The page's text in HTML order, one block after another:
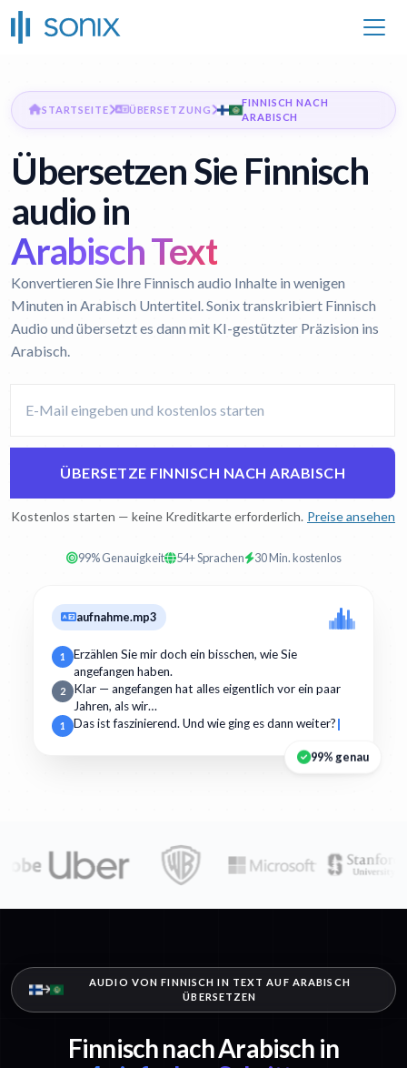
STARTSEITE ÜBERSETZUNG
FINNISCH NACH
ARABISCH
Übersetzen Sie Finnisch
audio in
Arabisch Text
Konvertieren Sie Ihre Finnisch audio Inhalte in wenigen
Minuten in Arabisch Untertitel. Sonix transkribiert Finnisch
Audio und übersetzt es dann mit KI-gestützter Präzision ins
Arabisch.
ÜBERSETZE FINNISCH NACH ARABISCH
Kostenlos starten — keine Kreditkarte erforderlich. Preise ansehen
99% Genauigkeit 54+ Sprachen 30 Min. kostenlos
aufnahme.mp3
1
Erzählen Sie mir doch ein bisschen, wie Sie
angefangen haben.
2
Klar — angefangen hat alles eigentlich vor ein paar
Jahren, als wir…
1 Das ist faszinierend. Und wie ging es dann weiter?
99% genau
AUDIO VON FINNISCH IN TEXT AUF ARABISCH
ÜBERSETZEN
Finnisch nach Arabisch in